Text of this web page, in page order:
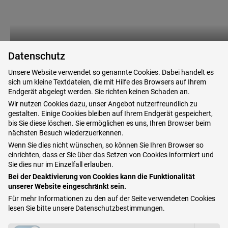
Anreise mit der U-Bahn:
Datenschutz
Unsere Website verwendet so genannte Cookies. Dabei handelt es
sich um kleine Textdateien, die mit Hilfe des Browsers auf Ihrem
Endgerät abgelegt werden. Sie richten keinen Schaden an.
Wir nutzen Cookies dazu, unser Angebot nutzerfreundlich zu
gestalten. Einige Cookies bleiben auf Ihrem Endgerät gespeichert,
bis Sie diese löschen. Sie ermöglichen es uns, Ihren Browser beim
nächsten Besuch wiederzuerkennen.
Wenn Sie dies nicht wünschen, so können Sie Ihren Browser so
einrichten, dass er Sie über das Setzen von Cookies informiert und
Sie dies nur im Einzelfall erlauben.
Bei der Deaktivierung von Cookies kann die Funktionalität
unserer Website eingeschränkt sein.
Für mehr Informationen zu den auf der Seite verwendeten Cookies
lesen Sie bitte unsere Datenschutzbestimmungen.